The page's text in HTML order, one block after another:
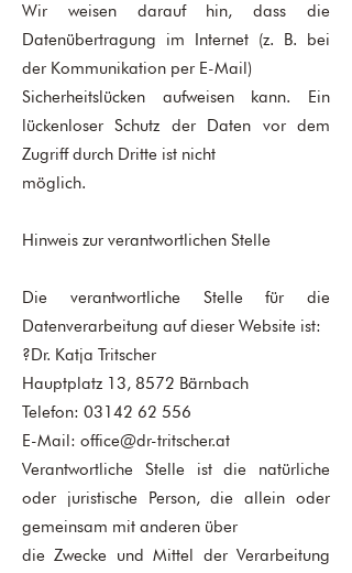
Wir weisen darauf hin, dass die
Datenübertragung im Internet (z. B. bei
der Kommunikation per E-Mail)
Sicherheitslücken aufweisen kann. Ein
lückenloser Schutz der Daten vor dem
Zugriff durch Dritte ist nicht
möglich.
Hinweis zur verantwortlichen Stelle
Die verantwortliche Stelle für die
Datenverarbeitung auf dieser Website ist:
?Dr. Katja Tritscher
Hauptplatz 13, 8572 Bärnbach
Telefon: 03142 62 556
E-Mail: office@dr-tritscher.at
Verantwortliche Stelle ist die natürliche
oder juristische Person, die allein oder
gemeinsam mit anderen über
die Zwecke und Mittel der Verarbeitung